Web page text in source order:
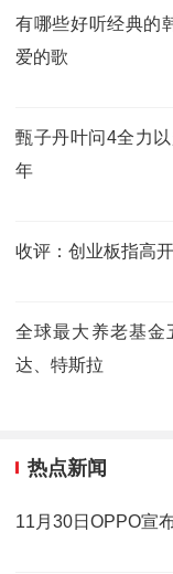
有哪些好听经典的
爱的歌
甄子丹叶问4全力
年
收评：创业板指高
全球最大养老基金
达、特斯拉
热点新闻
11月30日OPPO宣